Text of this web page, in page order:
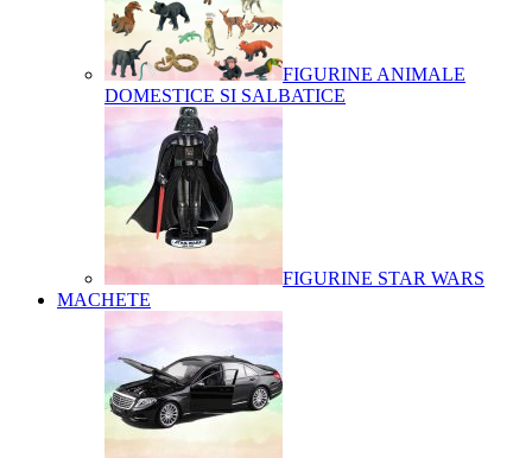
FIGURINE ANIMALE
DOMESTICE SI SALBATICE
FIGURINE STAR WARS
MACHETE